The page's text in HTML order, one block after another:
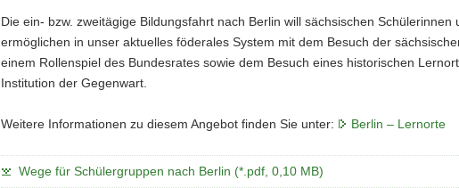
Die ein- bzw. zweitägige Bildungsfahrt nach Berlin will sächsischen
ermöglichen in unser aktuelles föderales System mit dem Besuch der
einem Rollenspiel des Bundesrates sowie dem Besuch eines historischen
Institution der Gegenwart.
Weitere Informationen zu diesem Angebot finden Sie unter: Berlin – Lernorte
Wege für Schülergruppen nach Berlin (*.pdf, 0,10 MB)